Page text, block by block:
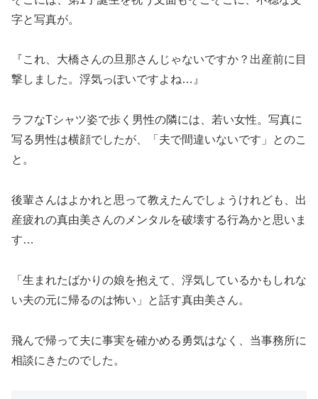
字と写真が。
『これ、大橋さんの旦那さんじゃないですか？出産前に目
撃しました。浮気っぽいですよね…』
ラフなTシャツ姿で歩く男性の隣には、若い女性。写真に
写る男性は横顔でしたが、「夫で間違いないです」とのこ
と。
後輩さんはよかれと思って教えたんでしょうけれども、出
産疲れの真由美さんのメンタルを破壊する行為かと思いま
す…
「生まれたばかりの娘を抱えて、浮気しているかもしれな
い夫の元に帰るのは怖い」と話す真由美さん。
飛んで帰って夫に事実を確かめる勇気はなく、当事務所に
相談にきたのでした。